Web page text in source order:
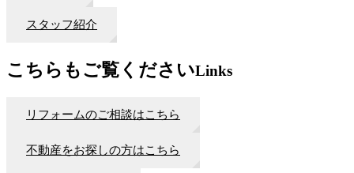
スタッフ紹介
こちらもご覧くださいLinks
リフォームのご相談はこちら
不動産をお探しの方はこちら